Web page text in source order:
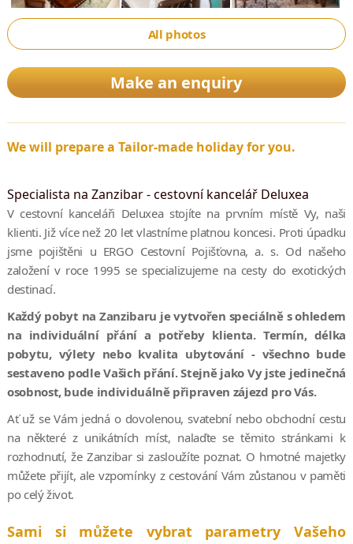
All photos
Make an enquiry
We will prepare a Tailor-made holiday for you.
Specialista na Zanzibar - cestovní kancelář Deluxea
V cestovní kanceláři Deluxea stojíte na prvním místě Vy, naši
klienti. Již více než 20 let vlastníme platnou koncesi. Proti úpadku
jsme pojištěni u ERGO Cestovní Pojišťovna, a. s. Od našeho
založení v roce 1995 se specializujeme na cesty do exotických
destinací.
Každý pobyt na Zanzibaru je vytvořen speciálně s ohledem
na individuální přání a potřeby klienta. Termín, délka
pobytu, výlety nebo kvalita ubytování - všechno bude
sestaveno podle Vašich přání. Stejně jako Vy jste jedinečná
osobnost, bude individuálně připraven zájezd pro Vás.
Ať už se Vám jedná o dovolenou, svatební nebo obchodní cestu
na některé z unikátních míst, nalaďte se těmito stránkami k
rozhodnutí, že Zanzibar si zasloužíte poznat. O hmotné majetky
můžete přijít, ale vzpomínky z cestování Vám zůstanou v paměti
po celý život.
Sami si můžete vybrat parametry Vašeho